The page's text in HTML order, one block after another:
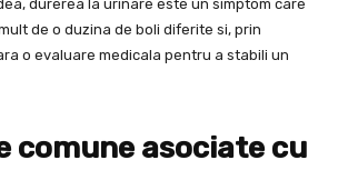
durerea la urinare este un simptom care
de o duzina de boli diferite si, prin
o evaluare medicala pentru a stabili un
comune asociate cu